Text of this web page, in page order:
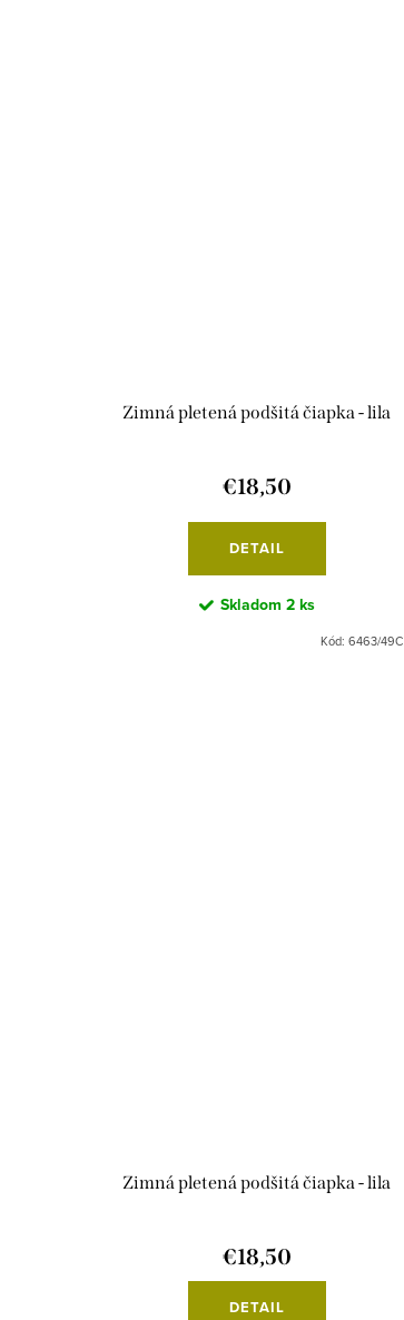
Zimná pletená podšitá čiapka - lila
€18,50
DETAIL
Skladom 2 ks
Kód: 6463/49C
Zimná pletená podšitá čiapka - lila
€18,50
DETAIL